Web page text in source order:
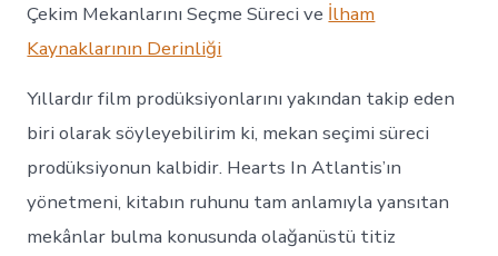
Çekim Mekanlarını Seçme Süreci ve İlham
Kaynaklarının Derinliği
Yıllardır film prodüksiyonlarını yakından takip eden
biri olarak söyleyebilirim ki, mekan seçimi süreci
prodüksiyonun kalbidir. Hearts In Atlantis’ın
yönetmeni, kitabın ruhunu tam anlamıyla yansıtan
mekânlar bulma konusunda olağanüstü titiz